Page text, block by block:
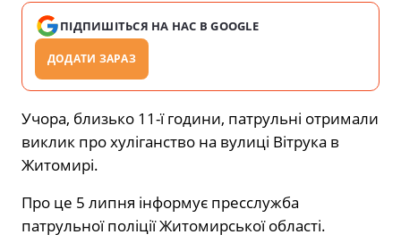
ПІДПИШІТЬСЯ НА НАС В GOOGLE
ДОДАТИ ЗАРАЗ
Учора, близько 11-ї години, патрульні отримали
виклик про хуліганство на вулиці Вітрука в
Житомирі.
Про це 5 липня інформує пресслужба
патрульної поліції Житомирської області.